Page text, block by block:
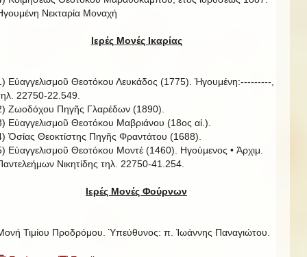
Νεκταρία Μοναχή
Ιερές Μονές Ικαρίας
Εὐαγγελισμοῦ Θεοτόκου Λευκάδος (1775). Ἡγουμένη:---------,
22750-22.549.
Ζωοδόχου Πηγῆς Γλαρέδων (1890).
Εὐαγγελισμοῦ Θεοτόκου Μαβριάνου (18ος αἰ.).
Ὁσίας Θεοκτίστης Πηγῆς Φραντάτου (1688).
Εὐαγγελισμοῦ Θεοτόκου Μοντέ (1460). Ηγούμενος • Ἀρχιμ.
Νικητίδης τηλ. 22750-41.254.
Ιερές Μονές Φούρνων
Τιμίου Προδρόμου. Ὑπεύθυνος: π. Ἰωάννης Παναγιώτου.